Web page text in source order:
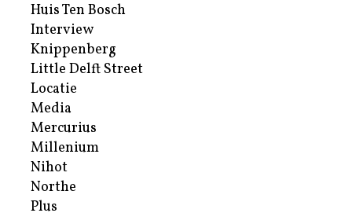
Huis Ten Bosch
Interview
Knippenberg
Little Delft Street
Locatie
Media
Mercurius
Millenium
Nihot
Northe
Plus